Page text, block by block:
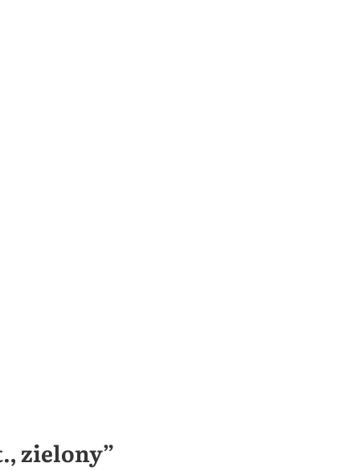
zielony”